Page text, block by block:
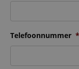
Telefoonnummer *